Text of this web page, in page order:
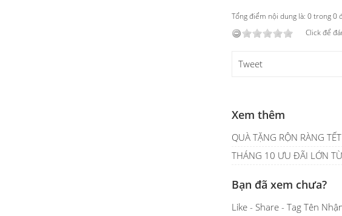
Tổng điểm nội dung là: 0 trong 0
Click để
Tweet
Xem thêm
QUÀ TẶNG RỘN RÀNG
THÁNG 10 ƯU ĐÃI LỚN
Bạn đã xem chưa?
Like - Share - Tag Tên